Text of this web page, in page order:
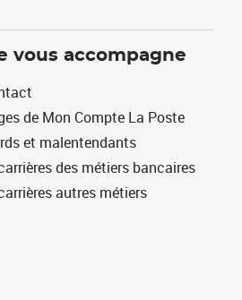
vous accompagne
de Mon Compte La Poste
et malentendants
des métiers bancaires
autres métiers